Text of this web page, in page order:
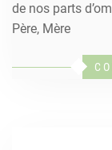
de nos parts
Père, Mère